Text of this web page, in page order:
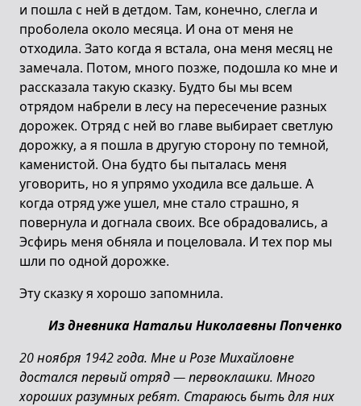
и пошла с ней в детдом. Там, конечно, слегла и
проболела около месяца. И она от меня не
отходила. Зато когда я встала, она меня месяц не
замечала. Потом, много позже, подошла ко мне и
рассказала такую сказку. Будто бы мы всем
отрядом набрели в лесу на пересечение разных
дорожек. Отряд с ней во главе выбирает светлую
дорожку, а я пошла в другую сторону по темной,
каменистой. Она будто бы пыталась меня
уговорить, но я упрямо уходила все дальше. А
когда отряд уже ушел, мне стало страшно, я
повернула и догнала своих. Все обрадовались, а
Эсфирь меня обняла и поцеловала. И тех пор мы
шли по одной дорожке.
Эту сказку я хорошо запомнила.
Из дневника Натальи Николаевны Попченко
20 ноября 1942 года. Мне и Розе Михайловне
достался первый отряд — первоклашки. Много
хороших разумных ребят. Стараюсь быть для них